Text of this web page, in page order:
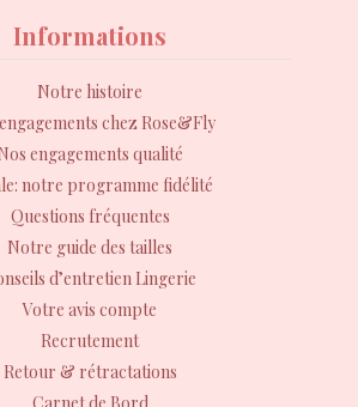
Informations
Notre histoire
chez Rose&Fly
engagements qualité
notre programme fidélité
Questions fréquentes
Notre guide des tailles
d’entretien Lingerie
Votre avis compte
Recrutement
Retour & rétractations